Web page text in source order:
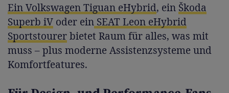
Ein Volkswagen Tiguan eHybrid, ein Škoda
Superb iV oder ein SEAT Leon eHybrid
Sportstourerbietet Raum für alles, was mit
muss – plus moderne Assistenzsysteme und
Komfortfeatures.